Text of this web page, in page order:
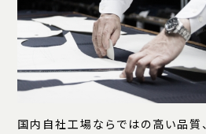
国内自社工場ならではの高い品質、